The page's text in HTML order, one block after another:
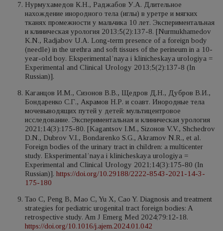
Нурмухамедов К.Н., Раджабов У.А. Длительное
нахождение инородного тела (иглы) в уретре и мягких
тканях промежности у мальчика 10 лет. Экспериментальная
и клиническая урология 2013;5(2):137-8. [Nurmukhamedov
K.N., Radjabov U.A. Long-term presence of a foreign body
(needle) in the urethra and soft tissues of the perineum in a 10-
year-old boy. Eksperimental’naya i klinicheskaya urologiya =
Experimental and Clinical Urology 2013;5(2):137-8 (In
Russian)].
Каганцов И.М., Сизонов В.В., Щедров Д.Н., Дубров В.И.,
Бондаренко С.Г., Акрамов Н.Р. и соавт. Инородные тела
мочевыводящих путей у детей: мультицентровое
исследование. Экспериментальная и клиническая урология
2021;14(3):175-80. [Kagantsov I.M., Sizонов V.V., Shchedrov
D.N., Dubrov V.I., Bondarenko S.G., Akramov N.R., et al.
Foreign bodies of the urinary tract in children: a multicenter
study. Eksperimental’naya i klinicheskaya urologiya =
Experimental and Clinical Urology 2021;14(3):175-80 (In
Russian)]. https://doi.org/10.29188/2222-8543-2021-14-3-
175-180
Tao C, Peng B, Mao C, Yu X, Cao Y. Diagnosis and treatment
strategies for pediatric urogenital tract foreign bodies: A
retrospective study. Am J Emerg Med 2024;79:12-18.
https://doi.org/10.1016/j.ajem.2024.01.042